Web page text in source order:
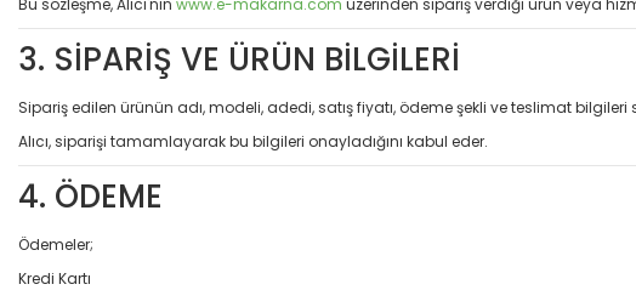
Bu sözleşme, Alıcı'nın www.e-makarna.com üzerinden sipariş verdiği ürün veya
3. SİPARİŞ VE ÜRÜN BİLGİLERİ
Sipariş edilen ürünün adı, modeli, adedi, satış fiyatı, ödeme şekli ve teslimat
Alıcı, siparişi tamamlayarak bu bilgileri onayladığını kabul eder.
4. ÖDEME
Ödemeler;
Kredi Kartı